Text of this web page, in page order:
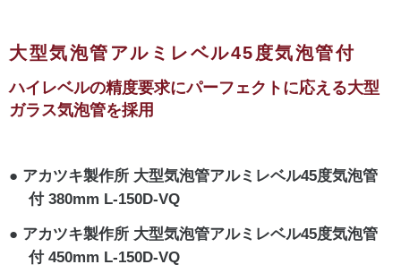
大型気泡管アルミレベル45度気泡管付
ハイレベルの精度要求にパーフェクトに応える大型
ガラス気泡管を採用
アカツキ製作所 大型気泡管アルミレベル45度気泡管
付 380mm L-150D-VQ
アカツキ製作所 大型気泡管アルミレベル45度気泡管
付 450mm L-150D-VQ